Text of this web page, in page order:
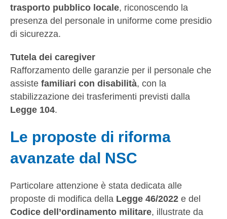
trasporto pubblico locale, riconoscendo la
presenza del personale in uniforme come presidio
di sicurezza.
Tutela dei caregiver
Rafforzamento delle garanzie per il personale che
assiste familiari con disabilità, con la
stabilizzazione dei trasferimenti previsti dalla
Legge 104.
Le proposte di riforma
avanzate dal NSC
Particolare attenzione è stata dedicata alle
proposte di modifica della Legge 46/2022 e del
Codice dell’ordinamento militare, illustrate da